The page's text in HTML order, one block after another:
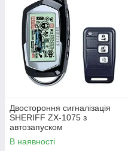
Двостороння сигналізація
SHERIFF ZX-1075 з
автозапуском
В наявності